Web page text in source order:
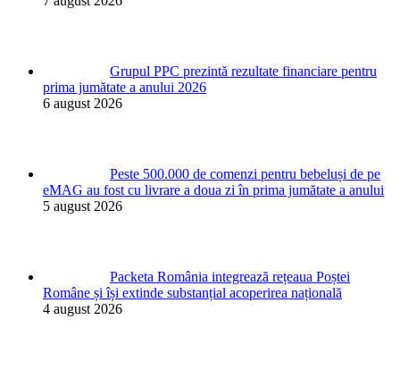
Grupul PPC prezintă rezultate financiare pentru
prima jumătate a anului 2026
6 august 2026
Peste 500.000 de comenzi pentru bebeluși de pe
eMAG au fost cu livrare a doua zi în prima jumătate a anului
5 august 2026
Packeta România integrează rețeaua Poștei
Române și își extinde substanțial acoperirea națională
4 august 2026